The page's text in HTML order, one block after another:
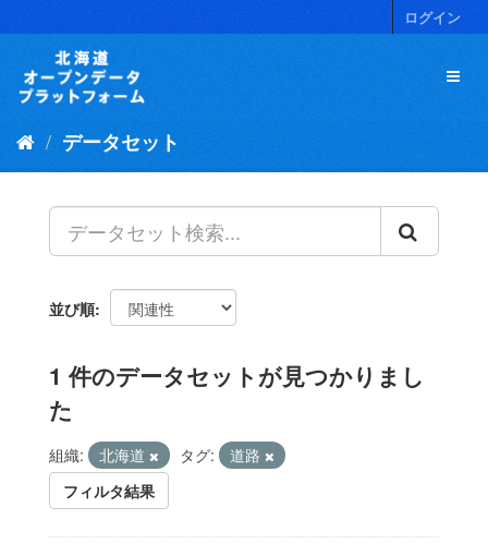
キ
ログイン
データセット
並び順
1 件のデータセットが見つかりまし
た
組織: 北海道 タグ:
道路
フィルタ結果